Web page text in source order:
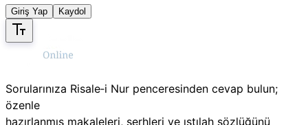
Giriş Yap Kaydol
Sorularınıza Risale‑i Nur penceresinden cevap bulun;
özenle
hazırlanmış makaleleri, şerhleri ve ıstılah sözlüğünü